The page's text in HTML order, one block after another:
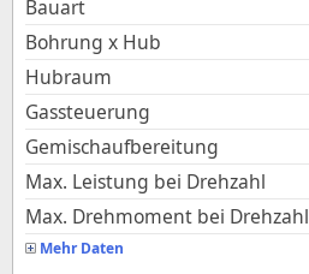
Bauart
Bohrung x Hub
Hubraum
Gassteuerung
Gemischaufbereitung
Max. Leistung bei Drehzahl
Max. Drehmoment bei Drehzahl
Mehr Daten